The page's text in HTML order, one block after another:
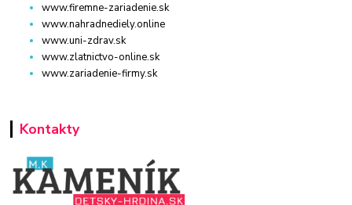
www.firemne-zariadenie.sk
www.nahradnediely.online
www.uni-zdrav.sk
www.zlatnictvo-online.sk
www.zariadenie-firmy.sk
Kontakty